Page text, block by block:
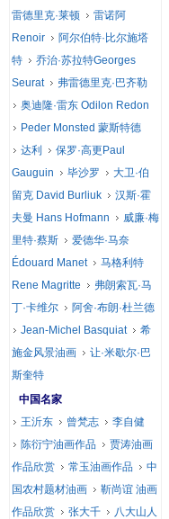
雷德里克·莱顿
雷诺阿
Renoir
阿尔伯特·比尔施塔
特
乔治·苏拉特Georges
Seurat
弗雷德里克·巴齐勒
奥迪隆·雷东 Odilon Redon
Peder Monsted 蒙斯特德
达利
保罗·高更Paul
Gauguin
毕沙罗
大卫·伯
留克 David Burliuk
汉斯·霍
夫曼 Hans Hofmann
威廉·梅
里特·蔡斯
爱德华·马奈
Édouard Manet
马格利特
Rene Magritte
弗朗索瓦·马
丁·卡维尔
阿舍·布朗·杜兰德
Jean-Michel Basquiat
希
施金风景油画
让·米歇尔·巴
斯奎特
中国名家
王沂东
曾梵志
李自健
陈衍宁油画作品
贾涛油画
作品欣赏
常玉油画作品
中
国农村题材油画
靳尚谊 油画
作品欣赏
张大千
八大山人